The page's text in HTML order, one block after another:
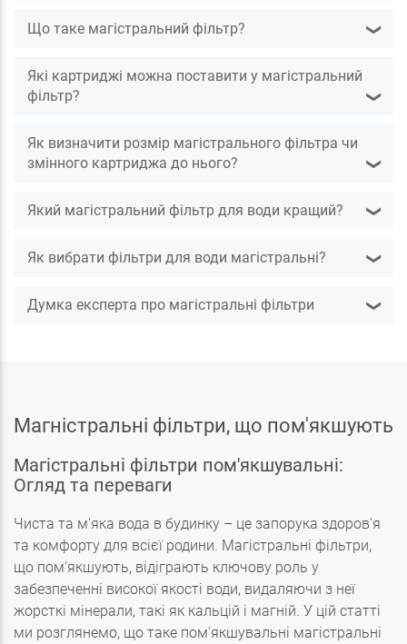
Що таке магістральний фільтр? ❯
Які картриджі можна поставити у магістральний
фільтр?
❯
Як визначити розмір магістрального фільтра чи
змінного картриджа до нього?
❯
Який магістральний фільтр для води кращий? ❯
Як вибрати фільтри для води магістральні? ❯
Думка експерта про магістральні фільтри ❯
Магністральні фільтри, що пом'якшують
Магістральні фільтри пом'якшувальні:
Огляд та переваги
Чиста та м'яка вода в будинку – це запорука здоров'я
та комфорту для всієї родини. Магістральні фільтри,
що пом'якшують, відіграють ключову роль у
забезпеченні високої якості води, видаляючи з неї
жорсткі мінерали, такі як кальцій і магній. У цій статті
ми розглянемо, що таке пом'якшувальні магістральні